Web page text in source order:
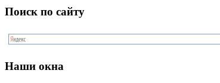
Поиск по сайту
Наши окна